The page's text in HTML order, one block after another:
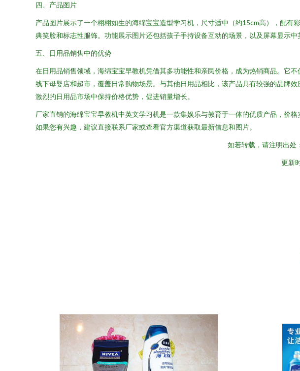
四、产品图片
产品图片展示了一个栩栩如生的海绵宝宝造型学习机，尺寸适中（约15cm高），配
典笑脸和标志性服饰。功能展示图片还包括孩子手持设备互动的场景，以及屏幕显示
五、日用品销售中的优势
在日用品销售领域，海绵宝宝早教机凭借其多功能性和亲民价格，成为热销商品。它
线下母婴店和超市，覆盖日常购物场景。与其他日用品相比，该产品具有较强的品牌
激烈的日用品市场中保持价格优势，促进销量增长。
厂家直销的海绵宝宝早教机中英文学习机是一款集娱乐与教育于一体的优质产品，价
如果您有兴趣，建议直接联系厂家或查看官方渠道获取最新信息和图片。
如若转载，请注明出
更新